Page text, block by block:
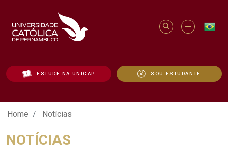
ESTUDE NA UNICAP SOU ESTUDANTE
Notícias - Unicap
Home Notícias
NOTÍCIAS